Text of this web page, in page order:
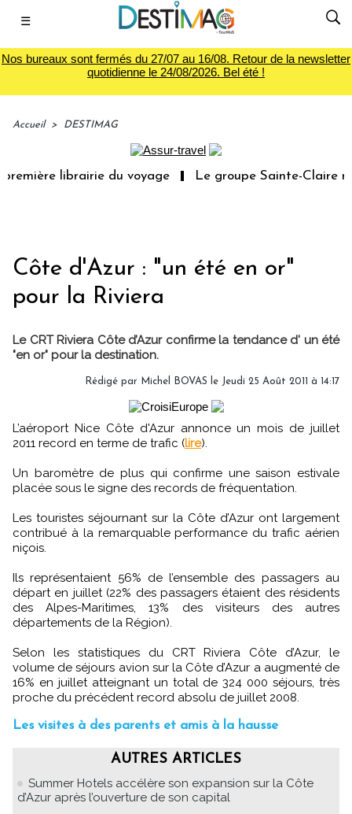
☰
Nos bureaux sont fermés du 27/07 au 16/08. Retour de la newsletter
quotidienne le 24/08/2026. Bel été !
Accueil > DESTIMAG
librairie du voyage Le groupe Sainte-Claire
Côte d'Azur : "un été en or"
pour la Riviera
Le CRT Riviera Côte d’Azur confirme la tendance d' un été
"en or" pour la destination.
Rédigé par Michel BOVAS le Jeudi 25 Août 2011 à 14:17
L’aéroport Nice Côte d'Azur annonce un mois de juillet
2011 record en terme de trafic (lire).
Un baromètre de plus qui confirme une saison estivale
placée sous le signe des records de fréquentation.
Les touristes séjournant sur la Côte d’Azur ont largement
contribué à la remarquable performance du trafic aérien
niçois.
Ils représentaient 56% de l’ensemble des passagers au
départ en juillet (22% des passagers étaient des résidents
des Alpes-Maritimes, 13% des visiteurs des autres
départements de la Région).
Selon les statistiques du CRT Riviera Côte d’Azur, le
volume de séjours avion sur la Côte d’Azur a augmenté de
16% en juillet atteignant un total de 324 000 séjours, très
proche du précédent record absolu de juillet 2008.
Les visites à des parents et amis à la hausse
AUTRES ARTICLES
Summer Hotels accélère son expansion sur la Côte
d’Azur après l’ouverture de son capital